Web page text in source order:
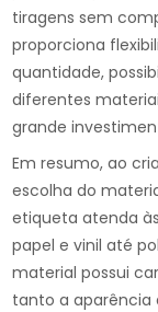
tiragens sem
proporciona
quantidade,
diferentes
grande
Em resumo, ao
escolha do
etiqueta atenda
papel e vinil até
material possui
tanto a aparência